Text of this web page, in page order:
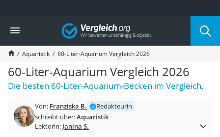
Die beliebtesten Vergleiche nach Kategorie
Drogerie
Inhalator
Haarschneider
Rollator
Braun Rasierer
Katzenklappe (Chip)
Masturbator
Massagepistole
Vergleich
Aquaristik 60-Liter-Aquarium Vergleich 2026
60-Liter-Aquarium Vergleich 2026
Die besten 60-Liter-Aquarium-Becken im Vergleich.
Von: Franziska B.
Redakteurin
schreibt über:Aquaristik
Lektorin: Janina S.